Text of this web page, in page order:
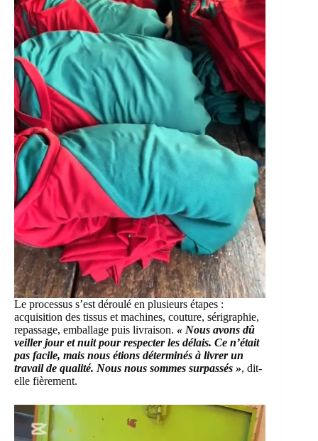
Le processus s’est déroulé en plusieurs étapes :
acquisition des tissus et machines, couture, sérigraphie,
repassage, emballage puis livraison. « Nous avons dû
veiller jour et nuit pour respecter les délais. Ce n’était
pas facile, mais nous étions déterminés à livrer un
travail de qualité. Nous nous sommes surpassés », dit-
elle fièrement.